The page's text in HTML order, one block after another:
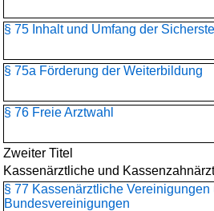
§ 75 Inhalt und Umfang der
§ 75a Förderung der Weiterbildung
§ 76 Freie Arztwahl
Zweiter Titel
Kassenärztliche und
§ 77 Kassenärztliche Vereinigungen
Bundesvereinigungen